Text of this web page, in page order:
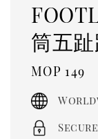
筒五
Regular
price
MOP 149